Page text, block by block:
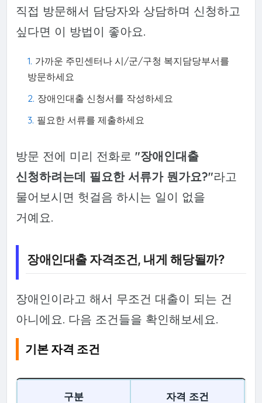
직접 방문해서 담당자와 상담하며 신청하고
싶다면 이 방법이 좋아요.
가까운 주민센터나 시/군/구청 복지담당부서를
방문하세요
장애인대출 신청서를 작성하세요
필요한 서류를 제출하세요
방문 전에 미리 전화로"장애인대출
신청하려는데 필요한 서류가 뭔가요?"라고
물어보시면 헛걸음 하시는 일이 없을
거예요.
장애인대출 자격조건, 내게 해당될까?
장애인이라고 해서 무조건 대출이 되는 건
아니에요. 다음 조건들을 확인해보세요.
기본 자격 조건
구분 자격 조건